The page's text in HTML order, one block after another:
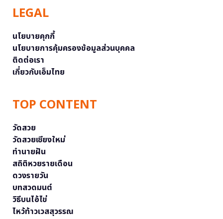
LEGAL
นโยบายคุกกี้
นโยบายการคุ้มครองข้อมูลส่วนบุคคล
ติดต่อเรา
เกี่ยวกับเอ็มไทย
TOP CONTENT
วัดสวย
วัดสวยเชียงใหม่
ทำนายฝัน
สถิติหวยรายเดือน
ดวงรายวัน
บทสวดมนต์
วิธีบนไอ้ไข่
ไหว้ท้าวเวสสุวรรณ